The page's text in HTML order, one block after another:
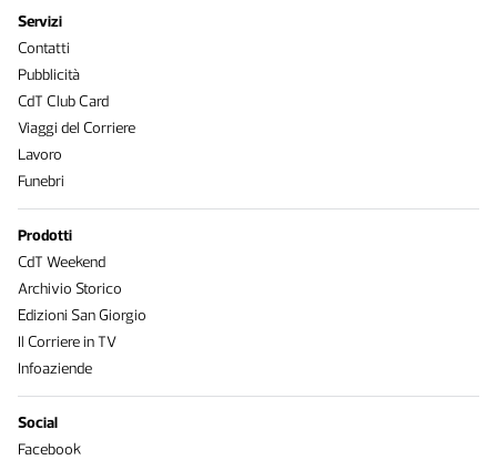
Servizi
Contatti
Pubblicità
CdT Club Card
Viaggi del Corriere
Lavoro
Funebri
Prodotti
CdT Weekend
Archivio Storico
Edizioni San Giorgio
Il Corriere in TV
Infoaziende
Social
Facebook